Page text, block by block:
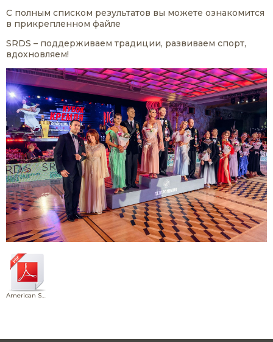
С полным списком результатов вы можете ознакомится
в прикрепленном файле
SRDS – поддерживаем традиции, развиваем спорт,
вдохновляем!
American Smooth Прот